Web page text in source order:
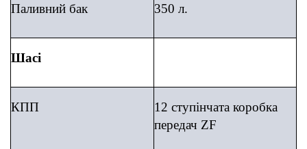
Паливний бак 350 л.
Шасі
КПП
12 ступінчата коробка
передач ZF